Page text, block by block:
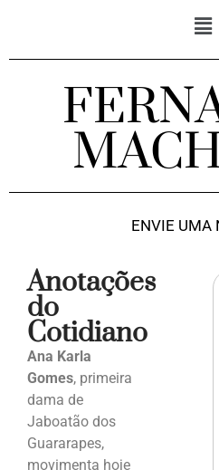
ENVIE UMA
Anotações
do
Cotidiano
Ana Karla
Gomes, primeira
dama de
Jaboatão dos
Guararapes,
movimenta hoje